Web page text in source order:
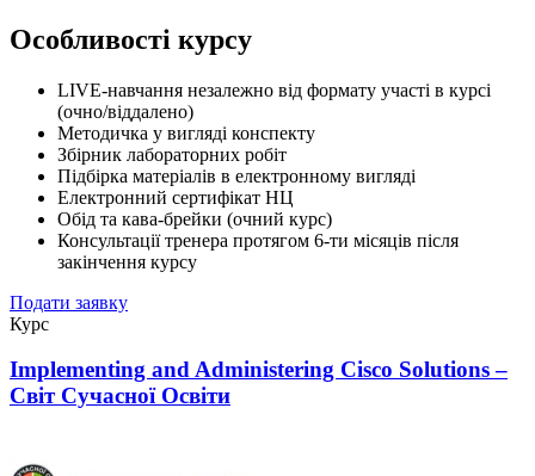
Особливості курсу
LIVE-навчання незалежно від формату участі в курсі
(очно/віддалено)
Методичка у вигляді конспекту
Збірник лабораторних робіт
Підбірка матеріалів в електронному вигляді
Електронний сертифікат НЦ
Обід та кава-брейки (очний курс)
Консультації тренера протягом 6-ти місяців після
закінчення курсу
Подати заявку
Курс
Implementing and Administering Cisco Solutions –
Світ Сучасної Освіти